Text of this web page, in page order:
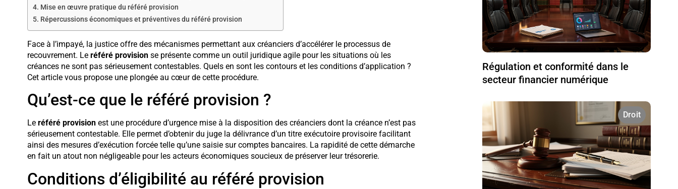
Mise en œuvre pratique du référé provision
Répercussions économiques et préventives du référé provision
Face à l’impayé, la justice offre des mécanismes permettant aux créanciers d’accélérer le processus de
recouvrement. Le référé provisionse présente comme un outil juridique agile pour les situations où les
créances ne sont pas sérieusement contestables. Quels en sont les contours et les conditions d’application ?
Cet article vous propose une plongée au cœur de cette procédure.
Qu’est-ce que le référé provision ?
Le référé provisionest une procédure d’urgence mise à la disposition des créanciers dont la créance n’est pas
sérieusement contestable. Elle permet d’obtenir du juge la délivrance d’un titre exécutoire provisoire facilitant
ainsi des mesures d’exécution forcée telle qu’une saisie sur comptes bancaires. La rapidité de cette démarche
en fait un atout non négligeable pour les acteurs économiques soucieux de préserver leur trésorerie.
Conditions d’éligibilité au référé provision
Régulation et conformité dans le
secteur financier numérique
Droit